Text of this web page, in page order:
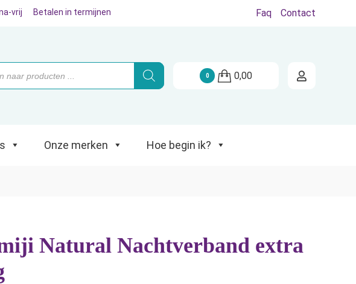
Onze merken Hoe begin ik?
vrij Betalen in termijnen Faq Contact
0 0,00
Onze merken Hoe begin ik?
Natural Nachtverband extra